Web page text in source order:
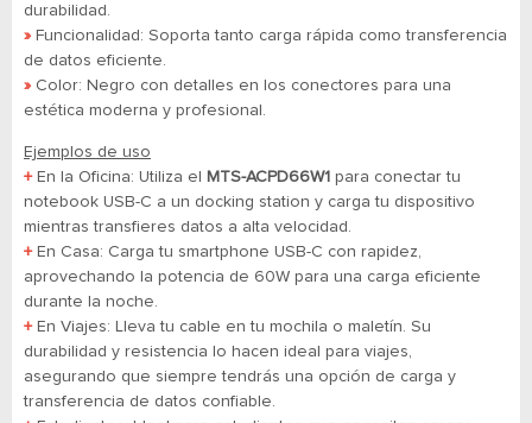
durabilidad.
» Funcionalidad: Soporta tanto carga rápida como transferencia
de datos eficiente.
» Color: Negro con detalles en los conectores para una
estética moderna y profesional.
Ejemplos de uso
+ En la Oficina: Utiliza el MTS-ACPD66W1 para conectar tu
notebook USB-C a un docking station y carga tu dispositivo
mientras transfieres datos a alta velocidad.
+ En Casa: Carga tu smartphone USB-C con rapidez,
aprovechando la potencia de 60W para una carga eficiente
durante la noche.
+ En Viajes: Lleva tu cable en tu mochila o maletín. Su
durabilidad y resistencia lo hacen ideal para viajes,
asegurando que siempre tendrás una opción de carga y
transferencia de datos confiable.